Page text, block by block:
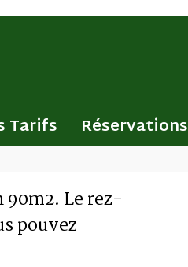
Tarifs Réservations
Le rez-
pouvez